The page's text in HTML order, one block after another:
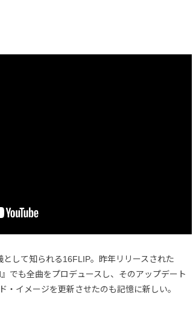
して知られる16FLIP。昨年リリースされた
でも全曲をプロデュースし、そのアップデート
・イメージを更新させたのも記憶に新しい。